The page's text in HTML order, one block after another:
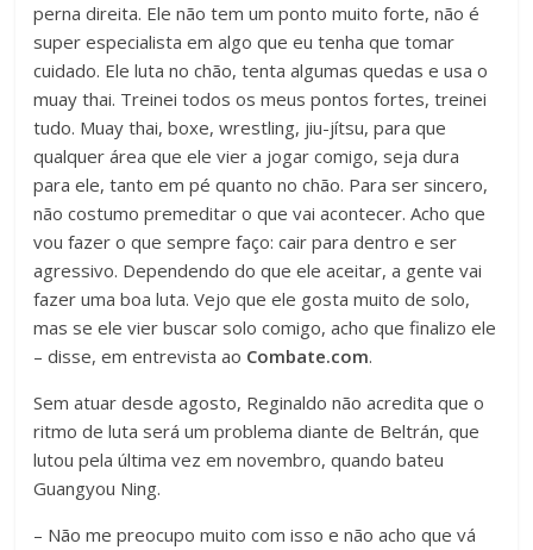
perna direita. Ele não tem um ponto muito forte, não é
super especialista em algo que eu tenha que tomar
cuidado. Ele luta no chão, tenta algumas quedas e usa o
muay thai. Treinei todos os meus pontos fortes, treinei
tudo. Muay thai, boxe, wrestling, jiu-jítsu, para que
qualquer área que ele vier a jogar comigo, seja dura
para ele, tanto em pé quanto no chão. Para ser sincero,
não costumo premeditar o que vai acontecer. Acho que
vou fazer o que sempre faço: cair para dentro e ser
agressivo. Dependendo do que ele aceitar, a gente vai
fazer uma boa luta. Vejo que ele gosta muito de solo,
mas se ele vier buscar solo comigo, acho que finalizo ele
– disse, em entrevista ao Combate.com.
Sem atuar desde agosto, Reginaldo não acredita que o
ritmo de luta será um problema diante de Beltrán, que
lutou pela última vez em novembro, quando bateu
Guangyou Ning.
– Não me preocupo muito com isso e não acho que vá